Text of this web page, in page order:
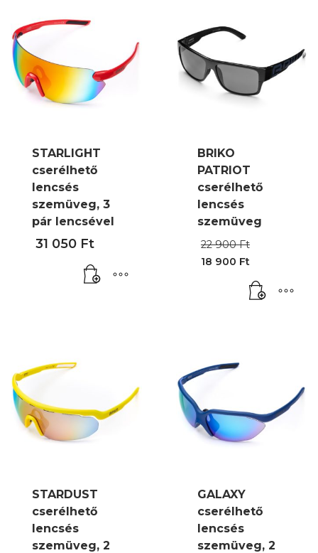
STARLIGHT
cserélhető
lencsés
szemüveg, 3
pár lencsével
31 050 Ft
BRIKO
PATRIOT
cserélhető
lencsés
szemüveg
22 900Ft
900 Ft.
18 900 Ft
STARDUST
cserélhető
lencsés
szemüveg, 2
GALAXY
cserélhető
lencsés
szemüveg, 2